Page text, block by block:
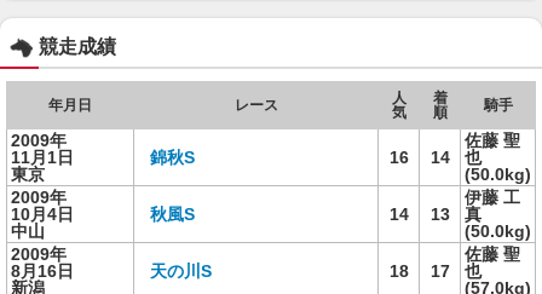
競走成績
年月日 レース
人
気
着
順
騎手
2009年
11月1日
東京
錦秋S 16 14
佐藤 聖
也
(50.0kg)
2009年
10月4日
中山
秋風S 14 13
伊藤 工
真
(50.0kg)
2009年
8月16日
新潟
天の川S 18 17
佐藤 聖
也
(57.0kg)